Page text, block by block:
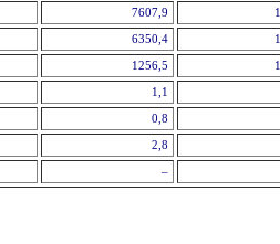
7607,9
6350,4
1256,5
1,1
0,8
2,8
–